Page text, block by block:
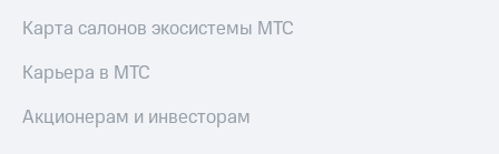
Карта салонов экосистемы МТС
Карьера в МТС
Акционерам и инвесторам